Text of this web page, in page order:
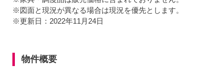
※図面と現況が異なる場合は現況を優先とします。
※更新日：2022年11月24日
物件概要